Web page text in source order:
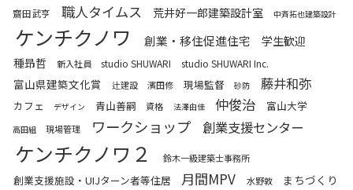
齋田武亨 職人タイムス 荒井好一郎建築設計室 中斉拓也建築設計
ケンチクノワ 創業・移住促進住宅
学生歓迎
種昻哲
新入社員 studio SHUWARI studio SHUWARI Inc.
富山県建築文化賞 辻建設 濱田修 現場監督 砂防 藤井和弥
カフェ デザイン 青山善嗣 資格 法澤由佳 仲俊治 富山大学
高田組 現場管理 ワークショップ 創業支援センター
ケンチクノワ２ 鈴木一級建築士事務所
創業支援施設・UIJターン者等住居 月間MPV 水野敦 まちづくり